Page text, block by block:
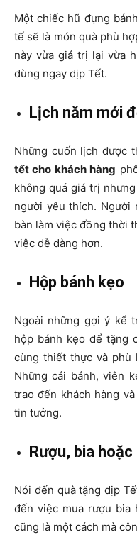
Một chiếc hũ đựng
tế sẽ là món quà phù
này vừa giá trị lại vừa
dùng ngay dịp Tết.
Lịch năm mới
Những cuốn lịch được
tết cho khách hàng
không quá giá trị
người yêu thích.
bàn làm việc đồng thời
việc dễ dàng hơn.
Hộp bánh kẹo
Ngoài những gợi ý kể
hộp bánh kẹo để tặng
cùng thiết thực và phù
Những cái bánh, viên
trao đến khách hàng
tin tưởng.
Rượu, bia
Nói đến quà tặng dịp
đến việc mua rượu bia
cũng là một cách mà